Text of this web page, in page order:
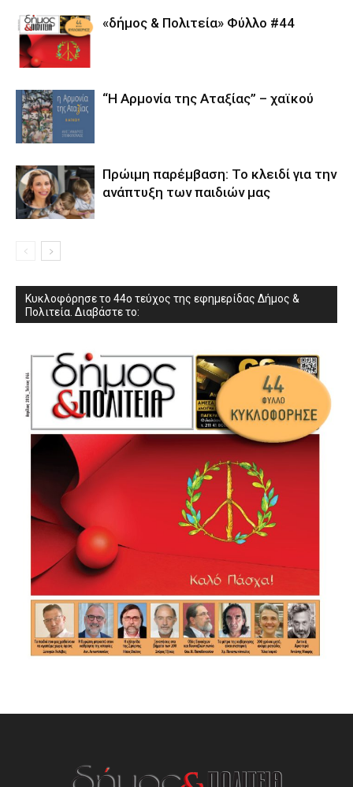
«δήμος & Πολιτεία» Φύλλο #44
“Η Αρμονία της Αταξίας” – χαϊκού
Πρώιμη παρέμβαση: Το κλειδί για την
ανάπτυξη των παιδιών µας
Κυκλοφόρησε το 44ο τεύχος της εφημερίδας Δήμος &
Πολιτεία. Διαβάστε το: